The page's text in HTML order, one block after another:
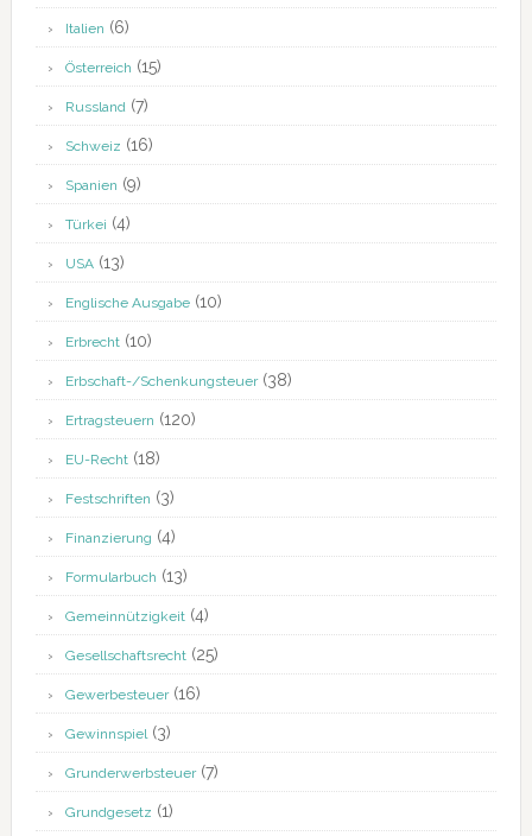
Italien (6)
Österreich (15)
Russland(7)
Schweiz (16)
Spanien (9)
Türkei (4)
USA(13)
Englische Ausgabe(10)
Erbrecht(10)
Erbschaft-/Schenkungsteuer(38)
Ertragsteuern (120)
EU-Recht(18)
Festschriften (3)
Finanzierung (4)
Formularbuch (13)
Gemeinnützigkeit(4)
Gesellschaftsrecht(25)
Gewerbesteuer(16)
Gewinnspiel(3)
Grunderwerbsteuer(7)
Grundgesetz (1)